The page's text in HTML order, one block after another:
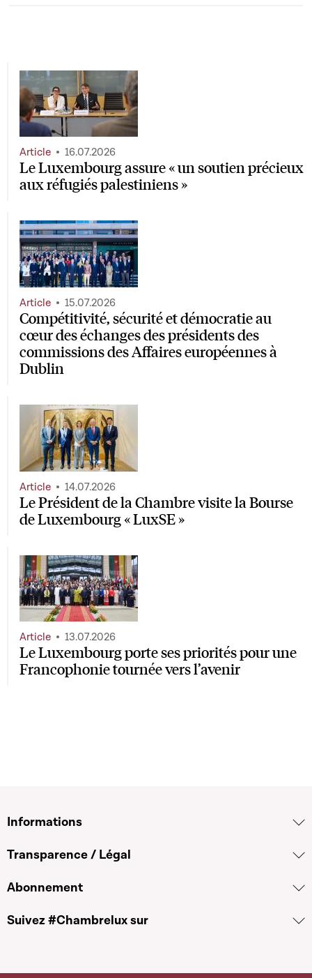
Le Luxembourg assure « un soutien précieux
aux réfugiés palestiniens »
Article 16.07.2026
Compétitivité, sécurité et démocratie au
cœur des échanges des présidents des
commissions des Affaires européennes à
Dublin
Article 15.07.2026
Le Président de la Chambre visite la Bourse
de Luxembourg « LuxSE »
Article 14.07.2026
Le Luxembourg porte ses priorités pour une
Francophonie tournée vers l’avenir
Article 13.07.2026
Informations
Transparence / Légal
Abonnement
Suivez #Chambrelux sur